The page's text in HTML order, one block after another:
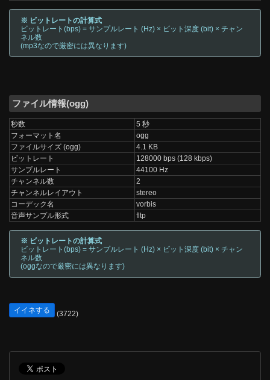
※ ビットレートの計算式
ビットレート(bps) = サンプルレート (Hz) × ビット深度 (bit) × チャン
ネル数
(mp3なので厳密には異なります)
ファイル情報(ogg)
秒数
5 秒
フォーマット名
ogg
ファイルサイズ (ogg)
4.1 KB
ビットレート
128000 bps (128 kbps)
サンプルレート
44100 Hz
チャンネル数
2
チャンネルレイアウト
stereo
コーデック名
vorbis
音声サンプル形式
fltp
※ ビットレートの計算式
ビットレート(bps) = サンプルレート (Hz) × ビット深度 (bit) × チャン
ネル数
(oggなので厳密には異なります)
イイネする (3722)